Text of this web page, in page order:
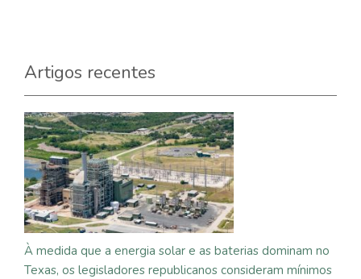
Artigos recentes
À medida que a energia solar e as baterias dominam no
Texas, os legisladores republicanos consideram mínimos